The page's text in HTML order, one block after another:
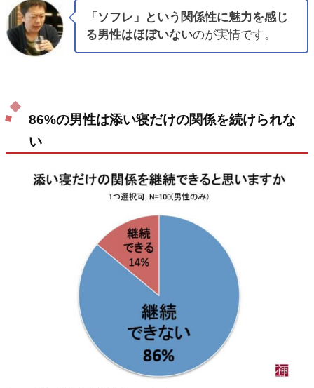
「ソフレ」という関係性に魅力を感じ
る男性はほぼいないのが実情です。
86%の男性は添い寝だけの関係を続けられな
い